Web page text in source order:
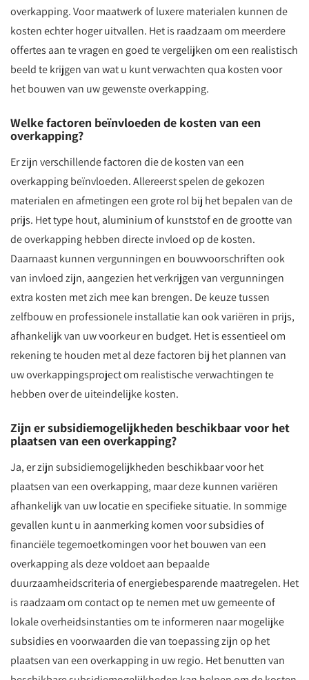
overkapping. Voor maatwerk of luxere materialen kunnen de
kosten echter hoger uitvallen. Het is raadzaam om meerdere
offertes aan te vragen en goed te vergelijken om een realistisch
beeld te krijgen van wat u kunt verwachten qua kosten voor
het bouwen van uw gewenste overkapping.
Welke factoren beïnvloeden de kosten van een
overkapping?
Er zijn verschillende factoren die de kosten van een
overkapping beïnvloeden. Allereerst spelen de gekozen
materialen en afmetingen een grote rol bij het bepalen van de
prijs. Het type hout, aluminium of kunststof en de grootte van
de overkapping hebben directe invloed op de kosten.
Daarnaast kunnen vergunningen en bouwvoorschriften ook
van invloed zijn, aangezien het verkrijgen van vergunningen
extra kosten met zich mee kan brengen. De keuze tussen
zelfbouw en professionele installatie kan ook variëren in prijs,
afhankelijk van uw voorkeur en budget. Het is essentieel om
rekening te houden met al deze factoren bij het plannen van
uw overkappingsproject om realistische verwachtingen te
hebben over de uiteindelijke kosten.
Zijn er subsidiemogelijkheden beschikbaar voor het
plaatsen van een overkapping?
Ja, er zijn subsidiemogelijkheden beschikbaar voor het
plaatsen van een overkapping, maar deze kunnen variëren
afhankelijk van uw locatie en specifieke situatie. In sommige
gevallen kunt u in aanmerking komen voor subsidies of
financiële tegemoetkomingen voor het bouwen van een
overkapping als deze voldoet aan bepaalde
duurzaamheidscriteria of energiebesparende maatregelen. Het
is raadzaam om contact op te nemen met uw gemeente of
lokale overheidsinstanties om te informeren naar mogelijke
subsidies en voorwaarden die van toepassing zijn op het
plaatsen van een overkapping in uw regio. Het benutten van